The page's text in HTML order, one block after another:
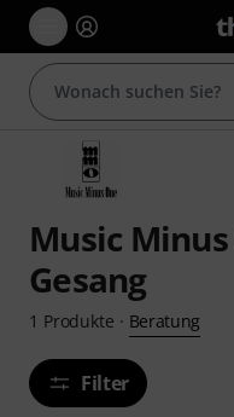
Music
Gesang
1 Produkte · Beratung
Filter